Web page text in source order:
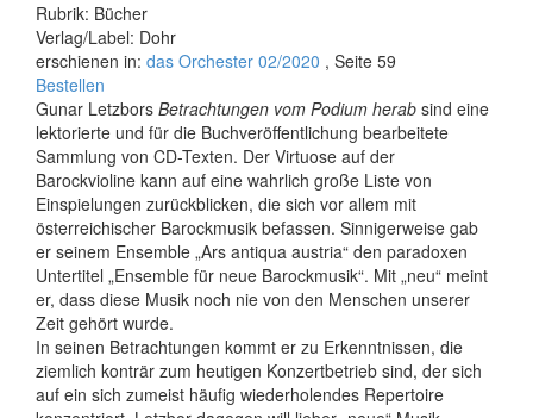
Rubrik: Bücher
Verlag/Label: Dohr
erschienen in: das Orchester 02/2020 , Seite 59
Bestellen
Gunar Letzbors Betrachtungen vom Podium herab sind eine
lektorierte und für die Buchveröffentlichung bearbeitete
Sammlung von CD-Texten. Der Virtuose auf der
Barockvioline kann auf eine wahrlich große Liste von
Einspielungen zurückblicken, die sich vor allem mit
österreichischer Barockmusik befassen. Sinnigerweise gab
er seinem Ensemble „Ars antiqua austria“ den paradoxen
Untertitel „Ensemble für neue Barockmusik“. Mit „neu“ meint
er, dass diese Musik noch nie von den Menschen unserer
Zeit gehört wurde.
In seinen Betrachtungen kommt er zu Erkenntnissen, die
ziemlich konträr zum heutigen Konzertbetrieb sind, der sich
auf ein sich zumeist häufig wiederholendes Repertoire